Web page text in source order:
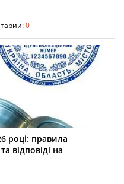
0
році: правила
відповіді на